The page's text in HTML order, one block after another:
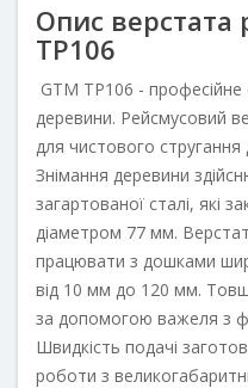
Опис верстата
TP106
GTM TP106 -
деревини. Рейсмусовий
для чистового
Знімання деревини
загартованої сталі, які
діаметром 77 мм.
працювати з дошками
від 10 мм до 120 мм.
за допомогою важеля з
Швидкість подачі
роботи з